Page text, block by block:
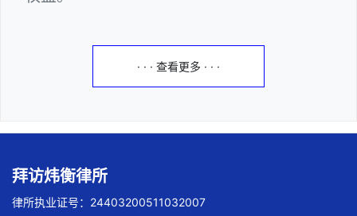
· · · 查看更多 · · ·
拜访炜衡律所
律所执业证号：24403200511032007